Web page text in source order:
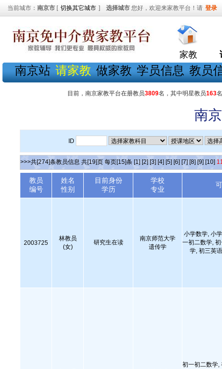
当前城市： 南京市 [ 切换其它城市 ] 选择城市 您好，欢迎来家教平台！请 登录
家教
南京站 请家教 做家教 学员信息 教员
目前，南京家教平台在册教员3809名，其中明星教员163
南
ID
>>>共[274]条教员信息 共[19]页 每页[15]条 [1] [2] [3] [4] [5] [6] [7] [8] [9] [10]
教员
编号
姓名
性别
目前身份
学历
学校
专业
2003725
林教员
(女)
研究生在读
南京师范大学
遗传学
小学数学, 小
一初二数学,
学, 初三英
初一初二数学,